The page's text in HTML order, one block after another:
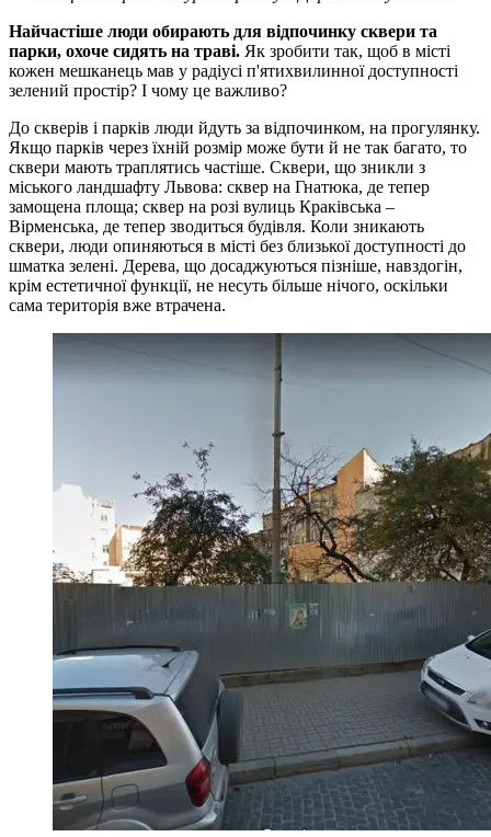
Найчастіше люди обирають для відпочинку сквери та
парки, охоче сидять на траві. Як зробити так, щоб в місті
кожен мешканець мав у радіусі п'ятихвилинної доступності
зелений простір? І чому це важливо?
До скверів і парків люди йдуть за відпочинком, на прогулянку.
Якщо парків через їхній розмір може бути й не так багато, то
сквери мають траплятись частіше. Сквери, що зникли з
міського ландшафту Львова: сквер на Гнатюка, де тепер
замощена площа; сквер на розі вулиць Краківська –
Вірменська, де тепер зводиться будівля. Коли зникають
сквери, люди опиняються в місті без близької доступності до
шматка зелені. Дерева, що досаджуються пізніше, навздогін,
крім естетичної функції, не несуть більше нічого, оскільки
сама територія вже втрачена.